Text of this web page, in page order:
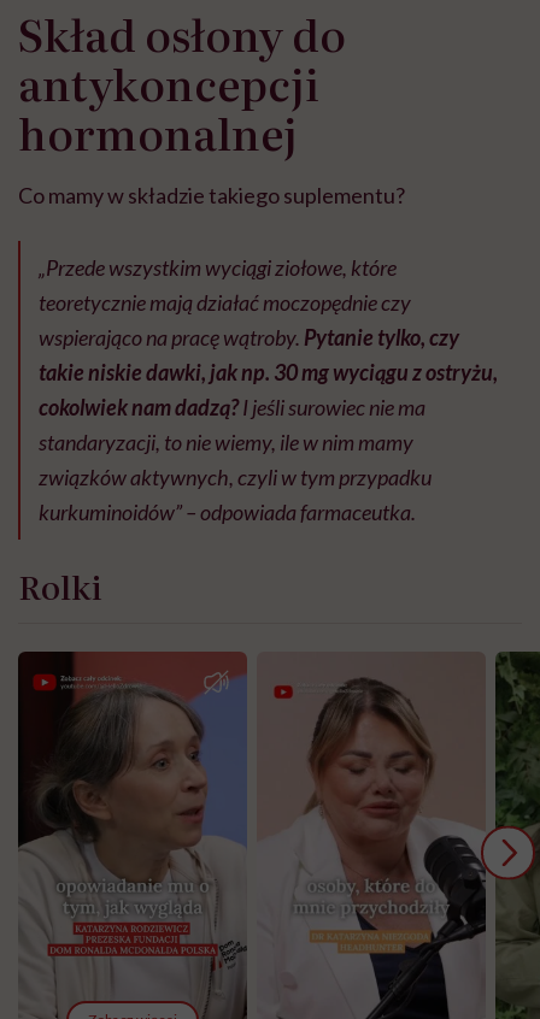
Skład osłony do
antykoncepcji
hormonalnej
Co mamy w składzie takiego suplementu?
„Przede wszystkim wyciągi ziołowe, które
teoretycznie mają działać moczopędnie czy
wspierająco na pracę wątroby. Pytanie tylko, czy
takie niskie dawki, jak np. 30 mg wyciągu z ostryżu,
cokolwiek nam dadzą?I jeśli surowiec nie ma
standaryzacji, to nie wiemy, ile w nim mamy
związków aktywnych, czyli w tym przypadku
kurkuminoidów” – odpowiada farmaceutka.
Rolki